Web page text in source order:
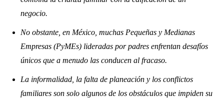
negocio.
No obstante, en México, muchas Pequeñas y Medianas
Empresas (PyMEs) lideradas por padres enfrentan desafíos
únicos que a menudo las conducen al fracaso.
La informalidad, la falta de planeación y los conflictos
familiares son solo algunos de los obstáculos que impiden su